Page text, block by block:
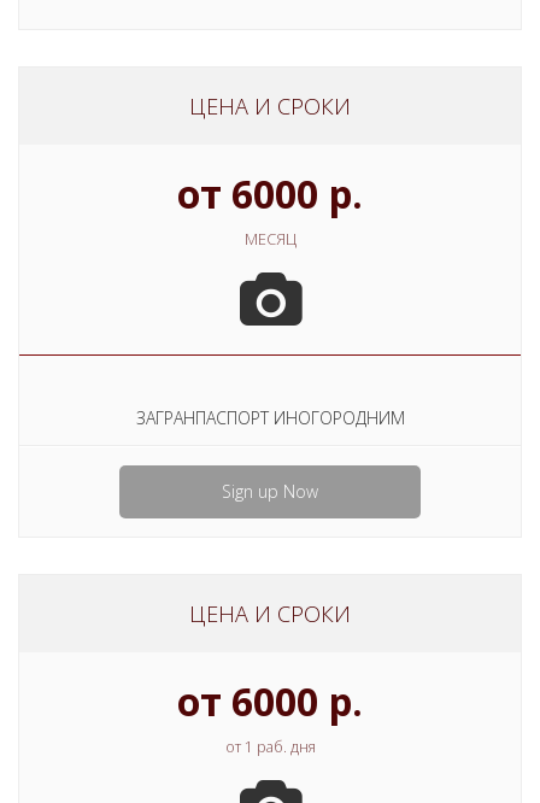
ЦЕНА И СРОКИ
от 6000 р.
МЕСЯЦ
ЗАГРАНПАСПОРТ ИНОГОРОДНИМ
Sign up Now
ЦЕНА И СРОКИ
от 6000 р.
от 1 раб. дня